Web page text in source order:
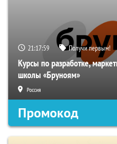
21:17:58 Получи первым!
Курсы по разработке,
школы «Бруноям»
Россия
Промокод